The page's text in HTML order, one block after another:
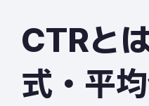
CTRと
式・平